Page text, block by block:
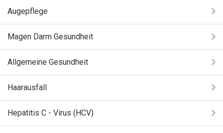
Augepflege
Magen Darm Gesundheit
Allgemeine Gesundheit
Haarausfall
Hepatitis C - Virus (HCV)